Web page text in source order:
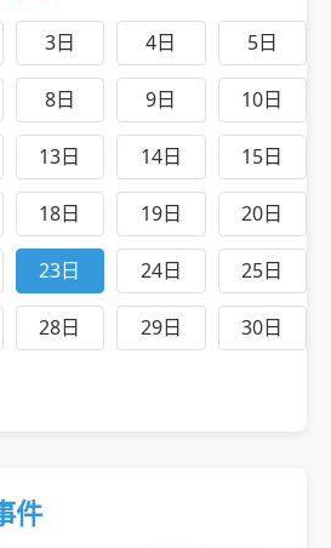
3日 4日 5日
8日 9日 10日
13日 14日 15日
18日 19日 20日
23日 24日 25日
28日 29日 30日
件